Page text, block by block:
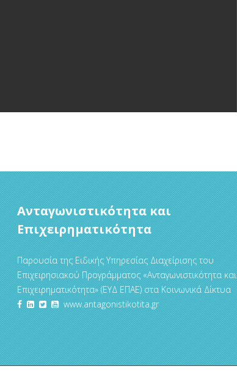
Ανταγωνιστικότητα και
Επιχειρηματικότητα
Παρουσία της Ειδικής Υπηρεσίας Διαχείρισης του
Επιχειρησιακού Προγράμματος «Ανταγωνιστικότητα και
Επιχειρηματικότητα» (ΕΥΔ ΕΠΑΕ) στα Κοινωνικά Δίκτυα
www.antagonistikotita.gr